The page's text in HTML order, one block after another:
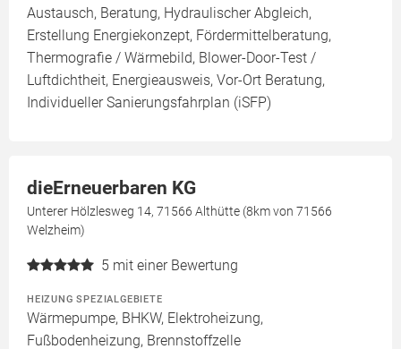
Austausch, Beratung, Hydraulischer Abgleich,
Erstellung Energiekonzept, Fördermittelberatung,
Thermografie / Wärmebild, Blower-Door-Test /
Luftdichtheit, Energieausweis, Vor-Ort Beratung,
Individueller Sanierungsfahrplan (iSFP)
dieErneuerbaren KG
Unterer Hölzlesweg 14, 71566 Althütte (8km von 71566
Welzheim)
5 mit einer Bewertung
HEIZUNG SPEZIALGEBIETE
Wärmepumpe, BHKW, Elektroheizung,
Fußbodenheizung, Brennstoffzelle